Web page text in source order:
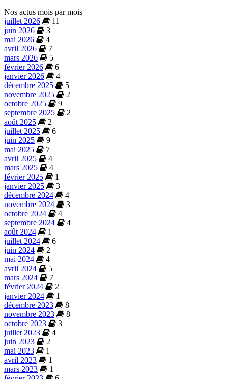
Nos actus mois par mois
juillet 2026
11
juin 2026
3
mai 2026
4
avril 2026
7
mars 2026
5
février 2026
6
janvier 2026
4
décembre 2025
5
novembre 2025
2
octobre 2025
9
septembre 2025
2
août 2025
2
juillet 2025
6
juin 2025
9
mai 2025
7
avril 2025
4
mars 2025
4
février 2025
1
janvier 2025
3
décembre 2024
4
novembre 2024
3
octobre 2024
4
septembre 2024
4
août 2024
1
juillet 2024
6
juin 2024
2
mai 2024
4
avril 2024
5
mars 2024
7
février 2024
2
janvier 2024
1
décembre 2023
8
novembre 2023
8
octobre 2023
3
juillet 2023
4
juin 2023
2
mai 2023
1
avril 2023
1
mars 2023
1